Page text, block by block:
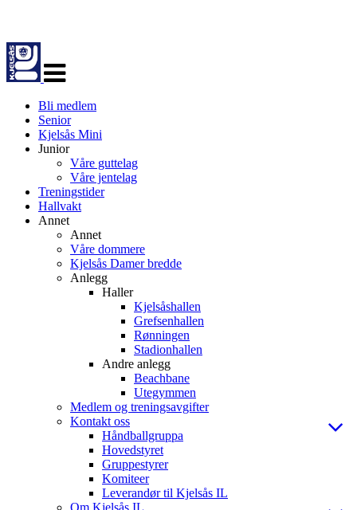
navigasjon
Bli medlem
Senior
Kjelsås Mini
Junior
Våre guttelag
Våre jentelag
Treningstider
Hallvakt
Annet
Annet
Våre dommere
Kjelsås Damer bredde
Anlegg
Haller
Kjelsåshallen
Grefsenhallen
Rønningen
Stadionhallen
Andre anlegg
Beachbane
Utegymmen
Medlem og treningsavgifter
Kontakt oss
Håndballgruppa
Hovedstyret
Gruppestyrer
Komiteer
Leverandør til Kjelsås IL
Om Kjelsås IL